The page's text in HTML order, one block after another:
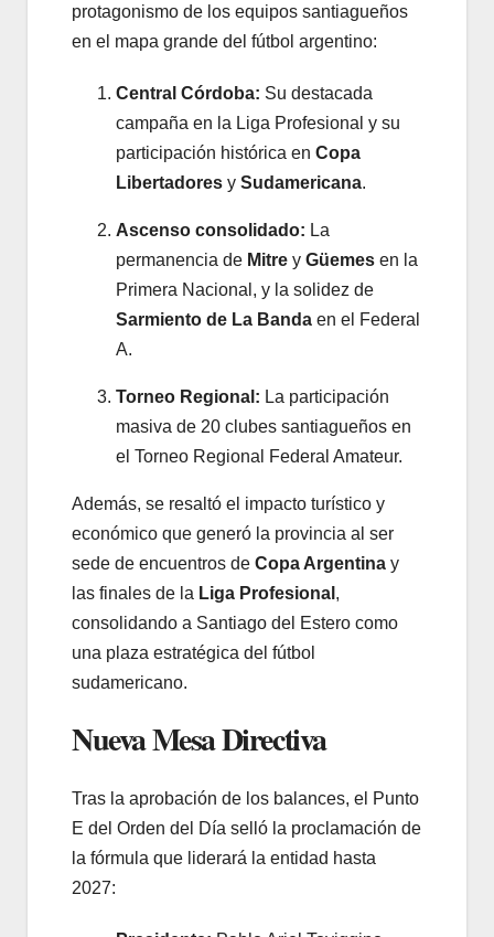
protagonismo de los equipos santiagueños
en el mapa grande del fútbol argentino:
Central Córdoba: Su destacada
campaña en la Liga Profesional y su
participación histórica en Copa
Libertadores y Sudamericana.
Ascenso consolidado: La
permanencia de Mitre y Güemes en la
Primera Nacional, y la solidez de
Sarmiento de La Banda en el Federal
A.
Torneo Regional: La participación
masiva de 20 clubes santiagueños en
el Torneo Regional Federal Amateur.
Además, se resaltó el impacto turístico y
económico que generó la provincia al ser
sede de encuentros de Copa Argentina y
las finales de la Liga Profesional ,
consolidando a Santiago del Estero como
una plaza estratégica del fútbol
sudamericano.
Nueva Mesa Directiva
Tras la aprobación de los balances, el Punto
E del Orden del Día selló la proclamación de
la fórmula que liderará la entidad hasta
2027: